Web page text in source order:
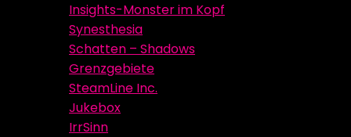
Insights-Monster im Kopf
Synesthesia
Schatten – Shadows
Grenzgebiete
SteamLine Inc.
Jukebox
IrrSinn